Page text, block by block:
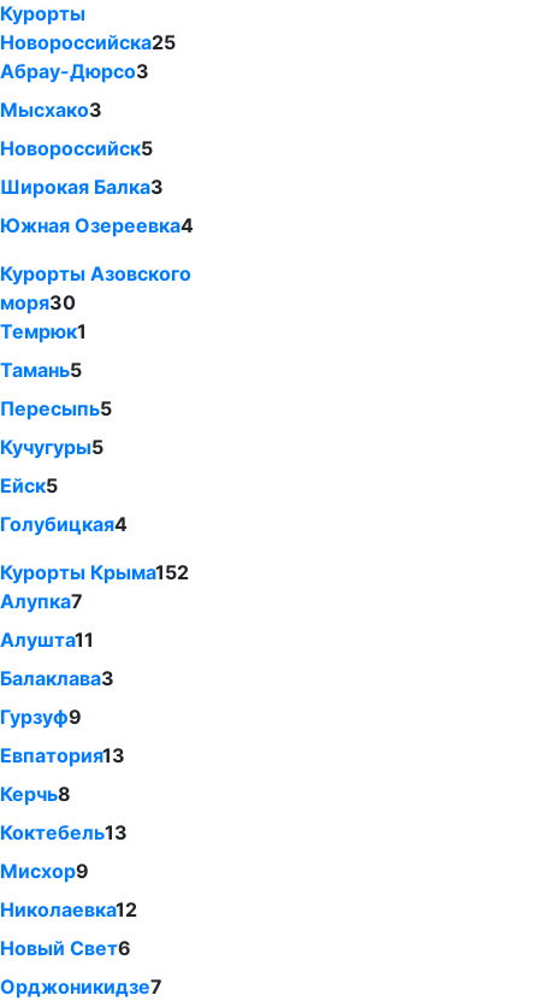
Курорты
Новороссийска25
Абрау-Дюрсо3
Мысхако3
Новороссийск5
Широкая Балка3
Южная Озереевка4
Курорты Азовского
моря30
Темрюк1
Тамань5
Пересыпь5
Кучугуры5
Ейск5
Голубицкая4
Курорты Крыма152
Алупка7
Алушта11
Балаклава3
Гурзуф9
Евпатория13
Керчь8
Коктебель13
Мисхор9
Николаевка12
Новый Свет6
Орджоникидзе7